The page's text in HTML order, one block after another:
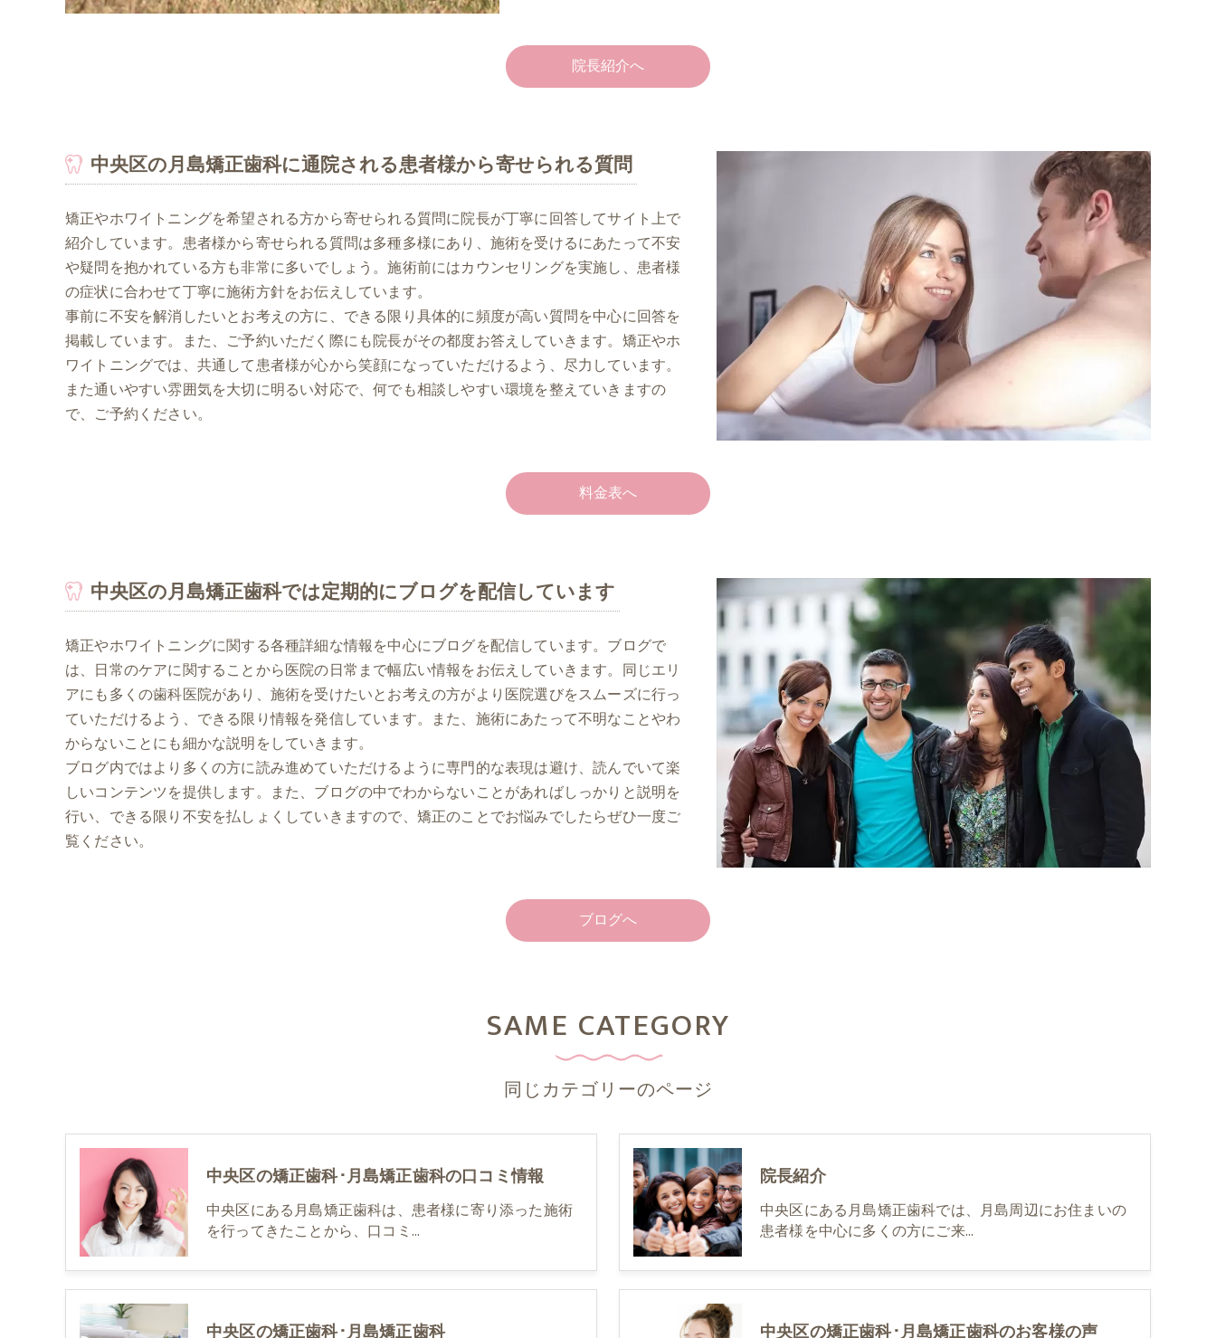
院長紹介へ
中央区の月島矯正歯科に通院される患者様から寄せられる質問
矯正やホワイトニングを希望される方から寄せられる質問に院長が丁寧に回答してサイト上で
紹介しています。患者様から寄せられる質問は多種多様にあり、施術を受けるにあたって不安
や疑問を抱かれている方も非常に多いでしょう。施術前にはカウンセリングを実施し、患者様
の症状に合わせて丁寧に施術方針をお伝えしています。
事前に不安を解消したいとお考えの方に、できる限り具体的に頻度が高い質問を中心に回答を
掲載しています。また、ご予約いただく際にも院長がその都度お答えしていきます。矯正やホ
ワイトニングでは、共通して患者様が心から笑顔になっていただけるよう、尽力しています。
また通いやすい雰囲気を大切に明るい対応で、何でも相談しやすい環境を整えていきますの
で、ご予約ください。
料金表へ
中央区の月島矯正歯科では定期的にブログを配信しています
矯正やホワイトニングに関する各種詳細な情報を中心にブログを配信しています。ブログで
は、日常のケアに関することから医院の日常まで幅広い情報をお伝えしていきます。同じエリ
アにも多くの歯科医院があり、施術を受けたいとお考えの方がより医院選びをスムーズに行っ
ていただけるよう、できる限り情報を発信しています。また、施術にあたって不明なことやわ
からないことにも細かな説明をしていきます。
ブログ内ではより多くの方に読み進めていただけるように専門的な表現は避け、読んでいて楽
しいコンテンツを提供します。また、ブログの中でわからないことがあればしっかりと説明を
行い、できる限り不安を払しょくしていきますので、矯正のことでお悩みでしたらぜひ一度ご
覧ください。
ブログへ
同じカテゴリーのページ
SAME CATEGORY
中央区の矯正歯科･月島矯正歯科の口コミ情報
中央区にある月島矯正歯科は、患者様に寄り添った施術
を行ってきたことから、口コミ…
院長紹介
中央区にある月島矯正歯科では、月島周辺にお住まいの
患者様を中心に多くの方にご来…
中央区の矯正歯科･月島矯正歯科 中央区の矯正歯科･月島矯正歯科のお客様の声